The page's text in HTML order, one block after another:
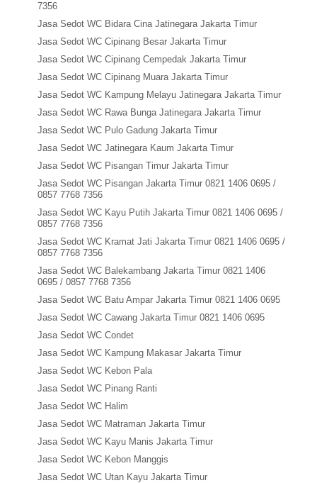
7356
Jasa Sedot WC Bidara Cina Jatinegara Jakarta Timur
Jasa Sedot WC Cipinang Besar Jakarta Timur
Jasa Sedot WC Cipinang Cempedak Jakarta Timur
Jasa Sedot WC Cipinang Muara Jakarta Timur
Jasa Sedot WC Kampung Melayu Jatinegara Jakarta Timur
Jasa Sedot WC Rawa Bunga Jatinegara Jakarta Timur
Jasa Sedot WC Pulo Gadung Jakarta Timur
Jasa Sedot WC Jatinegara Kaum Jakarta Timur
Jasa Sedot WC Pisangan Timur Jakarta Timur
Jasa Sedot WC Pisangan Jakarta Timur 0821 1406 0695 /
0857 7768 7356
Jasa Sedot WC Kayu Putih Jakarta Timur 0821 1406 0695 /
0857 7768 7356
Jasa Sedot WC Kramat Jati Jakarta Timur 0821 1406 0695 /
0857 7768 7356
Jasa Sedot WC Balekambang Jakarta Timur 0821 1406
0695 / 0857 7768 7356
Jasa Sedot WC Batu Ampar Jakarta Timur 0821 1406 0695
Jasa Sedot WC Cawang Jakarta Timur 0821 1406 0695
Jasa Sedot WC Condet
Jasa Sedot WC Kampung Makasar Jakarta Timur
Jasa Sedot WC Kebon Pala
Jasa Sedot WC Pinang Ranti
Jasa Sedot WC Halim
Jasa Sedot WC Matraman Jakarta Timur
Jasa Sedot WC Kayu Manis Jakarta Timur
Jasa Sedot WC Kebon Manggis
Jasa Sedot WC Utan Kayu Jakarta Timur